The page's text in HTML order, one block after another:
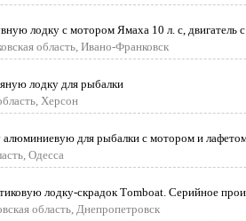
лодку с мотором Ямаха 10 л. с, двигатель
область, Ивано-Франковск
лодку для рыбалки
Херсон
для рыбалки с мотором и
Одесса
лодку-скрадок Тomboat. Серийное
область, Днепропетровск